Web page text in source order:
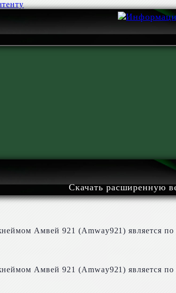
Скачать расширенную
Амвей 921 (Amway921) является
Амвей 921 (Amway921) является